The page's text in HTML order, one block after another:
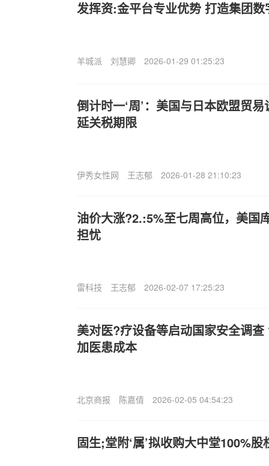
发挥资:金平台专业优势 打造集团数
羊城派 刘慧卿 2026-01-29 01:25:23
倒计时一‘周’：美国与日本欧盟贸
延关税期限
伊秀女性网 王志郁 2026-01-28 21:10:23
油价大涨?2.:5%至七周高位，美国
担忧
雷科技 王志郁 2026-02-07 17:25:23
美对医?疗设备等启动国家安全调
加医患成本
北京商报 陈嘉倩 2026-02-05 04:54:23
固生;堂附‘属’拟收购大中堂100%